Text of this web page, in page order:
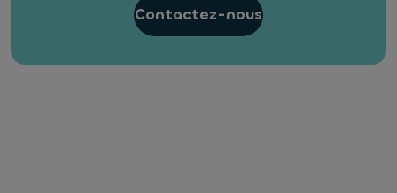
Contactez-nous